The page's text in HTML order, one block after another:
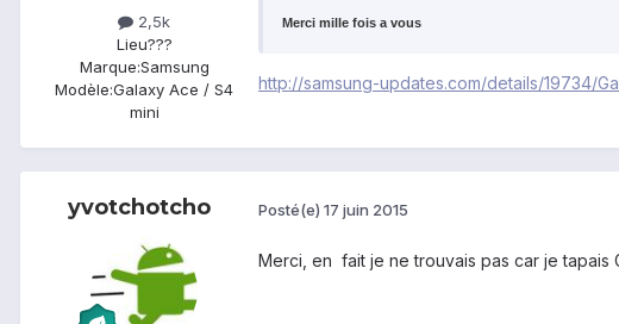
2,5k
Lieu???
Marque:Samsung
Modèle:Galaxy Ace / S4
mini
Merci mille fois a vous
http://samsung-updates.com/details/19734/
yvotchotcho Posté(e) 17 juin 2015
Merci, en fait je ne trouvais pas car je tapais